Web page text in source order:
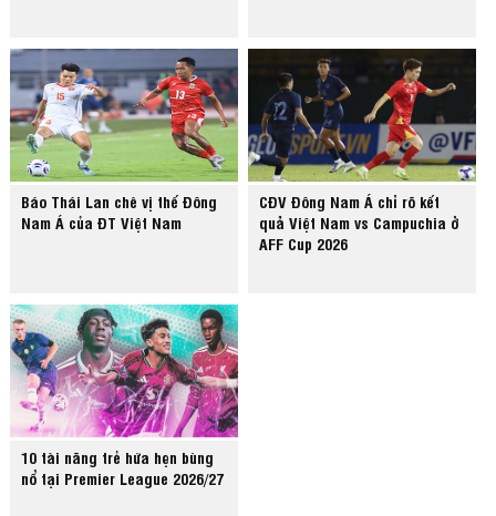
Báo Thái Lan chê vị thế Đông
Nam Á của ĐT Việt Nam
CĐV Đông Nam Á chỉ rõ kết
quả Việt Nam vs Campuchia ở
AFF Cup 2026
10 tài năng trẻ hứa hẹn bùng
nổ tại Premier League 2026/27